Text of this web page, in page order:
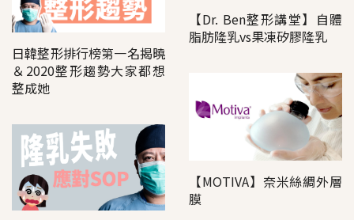
【Dr. Ben整形講堂】自體
脂肪隆乳vs果凍矽膠隆乳
日韓整形排行榜第一名揭曉
＆2020整形趨勢大家都想
整成她
【MOTIVA】奈米絲綢外層
膜